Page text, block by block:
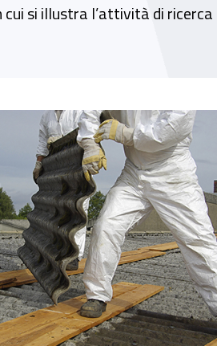
si illustra l’attività di